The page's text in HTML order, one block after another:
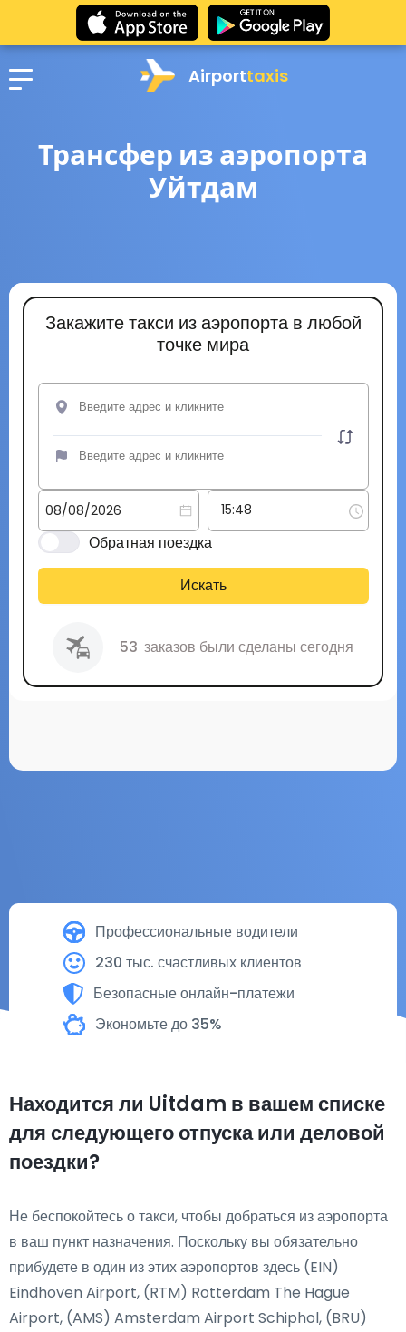
Airporttaxis
Трансфер из аэропорта
Уйтдам
Профессиональные водители
230 тыс. счастливых клиентов
Безопасные онлайн-платежи
Экономьте до 35%
Закажите такси из аэропорта в любой
точке мира
Обратная поездка
Искать
53 заказов были сделаны сегодня
Находится ли Uitdam в вашем списке
для следующего отпуска или деловой
поездки?
Не беспокойтесь о такси, чтобы добраться из аэропорта
в ваш пункт назначения. Поскольку вы обязательно
прибудете в один из этих аэропортов здесь (EIN)
Eindhoven Airport, (RTM) Rotterdam The Hague
Airport, (AMS) Amsterdam Airport Schiphol, (BRU)